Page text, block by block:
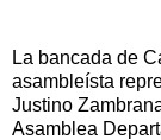
La bancada de
asambleísta
Justino
Asamblea